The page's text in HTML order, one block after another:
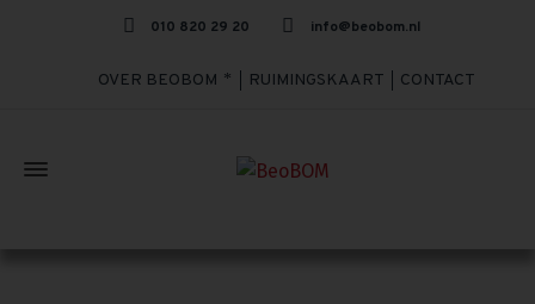
010 820 29 20 info@beobom.nl
OVER BEOBOM RUIMINGSKAART CONTACT